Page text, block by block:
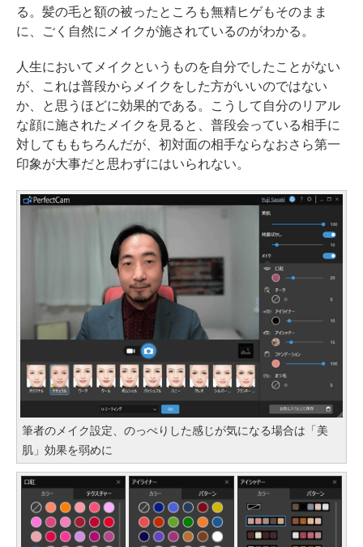
る。髪の毛と額の被ったところも無精ヒゲもそのまま
に、ごく自然にメイクが施されているのがわかる。
人生においてメイクというものを自分でしたことがない
が、これは普段からメイクをした方がいいのではない
か、と思うほどに効果的である。こうして自分のリアル
な顔に施されたメイクを見ると、普段会っている相手に
対してももちろんだが、初対面の相手ならなおさら第一
印象が大事だと思わずにはいられない。
筆者のメイク設定、のっぺりした感じが気になる場合は「美
肌」効果を弱めに